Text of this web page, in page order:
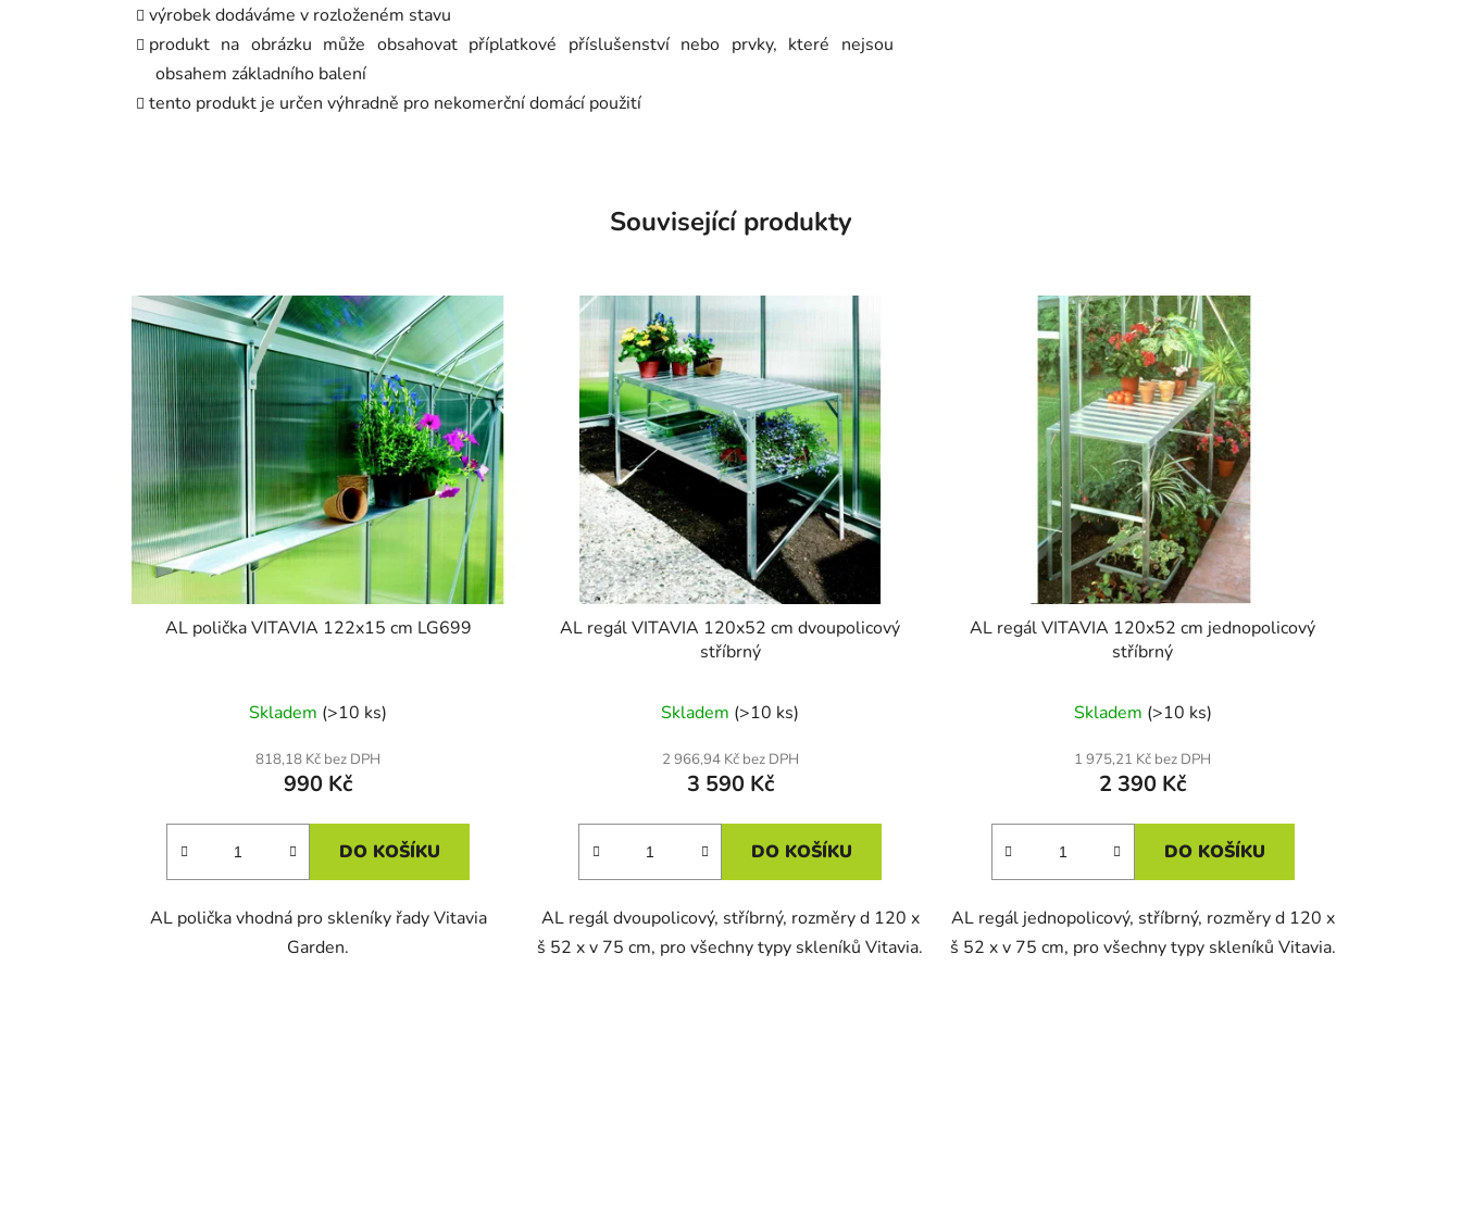
výrobek dodáváme v rozloženém stavu
produkt na obrázku může obsahovat příplatkové příslušenství nebo prvky, které nejsou
obsahem základního balení
tento produkt je určen výhradně pro nekomerční domácí použití
Související produkty
AL polička VITAVIA 122x15 cm LG699
Skladem (>10 ks)
818,18 Kč bez DPH
990 Kč
DO KOŠÍKU
AL polička vhodná pro skleníky řady Vitavia
Garden.
AL regál VITAVIA 120x52 cm dvoupolicový
stříbrný
Skladem (>10 ks)
2 966,94 Kč bez DPH
3 590 Kč
DO KOŠÍKU
AL regál dvoupolicový, stříbrný, rozměry d 120 x
š 52 x v 75 cm, pro všechny typy skleníků Vitavia.
AL regál VITAVIA 120x52 cm jednopolicový
stříbrný
Skladem (>10 ks)
1 975,21 Kč bez DPH
2 390 Kč
DO KOŠÍKU
AL regál jednopolicový, stříbrný, rozměry d 120 x
š 52 x v 75 cm, pro všechny typy skleníků Vitavia.